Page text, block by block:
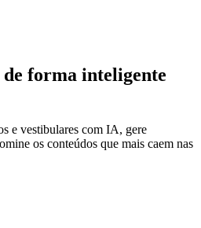
de forma inteligente
e vestibulares com IA, gere
os conteúdos que mais caem nas